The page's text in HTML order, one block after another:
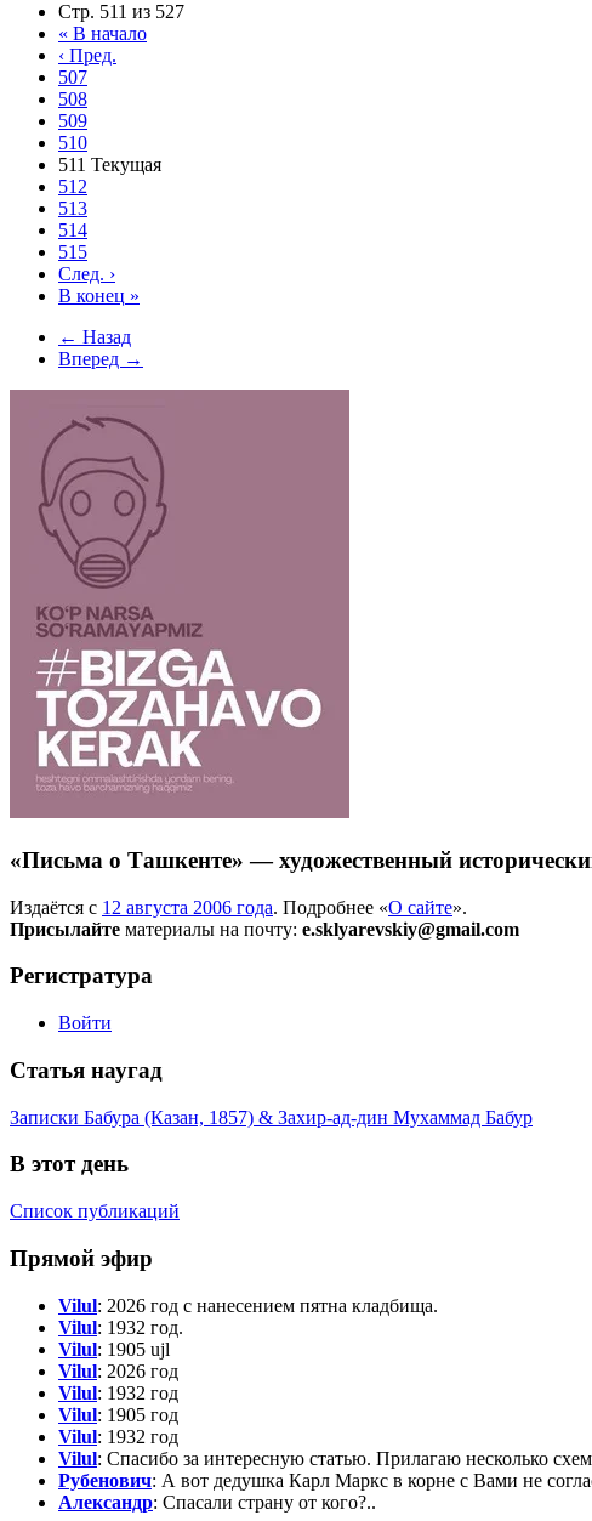
Стр. 511 из 527
« В начало
‹ Пред.
507
508
509
510
511 Текущая
512
513
514
515
След. ›
В конец »
← Назад
Вперед →
«Письма о Ташкенте» — художественный
Издаётся с 12 августа 2006 года. Подробнее «О сайте».
Присылайте материалы на почту: e.sklyarevskiy@gmail.com
Регистратура
Войти
Статья наугад
Записки Бабура (Казан, 1857) & Захир-ад-дин Мухаммад Бабур
В этот день
Список публикаций
Прямой эфир
Vilul: 2026 год с нанесением пятна кладбища.
Vilul: 1932 год.
Vilul: 1905 ujl
Vilul: 2026 год
Vilul: 1932 год
Vilul: 1905 год
Vilul: 1932 год
Vilul: Спасибо за интересную статью. Прилагаю несколько
Рубенович: А вот дедушка Карл Маркс в корне с Вами не
Александр: Спасали страну от кого?..